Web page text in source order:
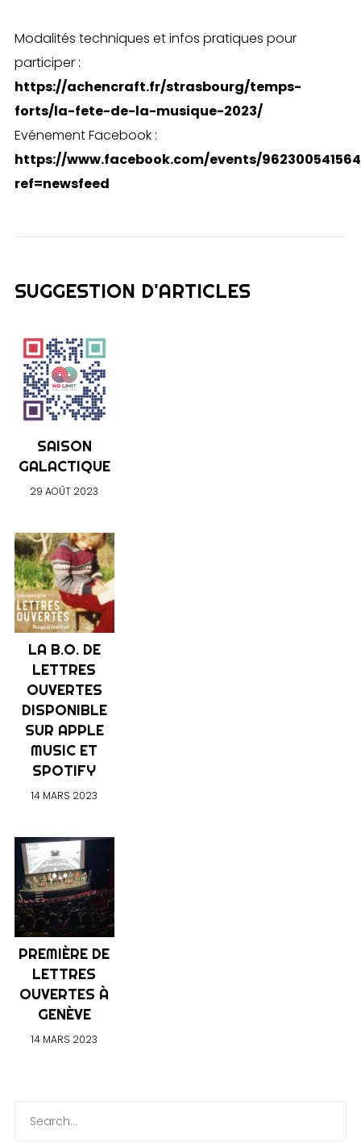
Modalités techniques et infos pratiques pour
participer :
https://achencraft.fr/strasbourg/temps-
forts/la-fete-de-la-musique-2023/
Evénement Facebook :
https://www.facebook.com/events/
ref=newsfeed
SUGGESTION D'ARTICLES
SAISON
GALACTIQUE
29 AOÛT 2023
LA B.O. DE
LETTRES
OUVERTES
DISPONIBLE
SUR APPLE
MUSIC ET
SPOTIFY
14 MARS 2023
PREMIÈRE DE
LETTRES
OUVERTES À
GENÈVE
14 MARS 2023